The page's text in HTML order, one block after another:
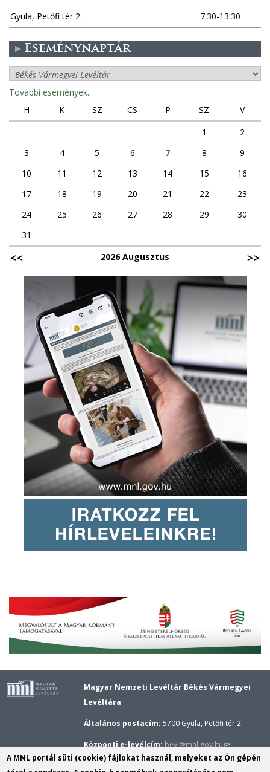
Gyula, Petőfi tér 2.
7:30-13:30
Eseménynaptár
További események..
H
K SZ CS P SZ
V
1
2
3
4 5 6 7 8
9
10
11 12 13 14 15
16
17
18 19 20 21 22
23
24
25 26 27 28 29
30
31
2026 Augusztus
Magyar Nemzeti Levéltár Békés Vármegyei
Levéltára
Általános postacím: 5700 Gyula, Petőfi tér 2.
Központi e-levélcím: bevl@mnl.gov.hu(link
sends
Gyulai épület központi telefonszáma: (+36–66)
A MNL portál süti (cookie) fájlokat használ, melyeket az Ön gépén